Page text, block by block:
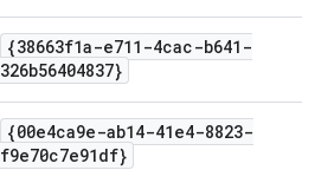
{38663f1a-e711-4cac-b641-
326b56404837}
{00e4ca9e-ab14-41e4-8823-
f9e70c7e91df}